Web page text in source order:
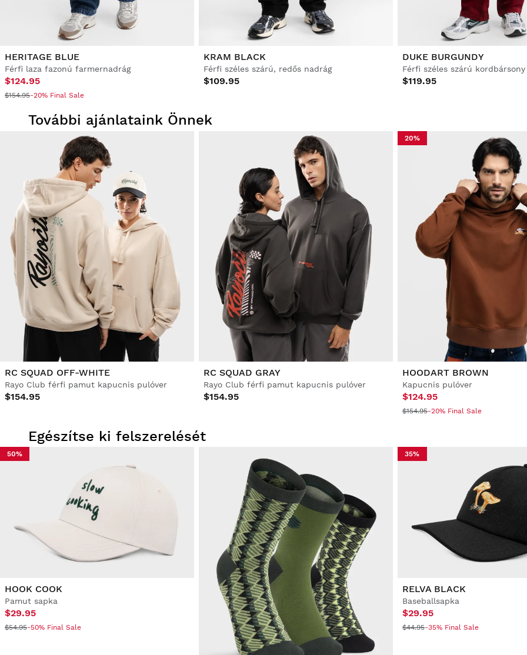
HERITAGE BLUE
Férfi laza fazonú farmernadrág
$124.95
$154.95-20% Final Sale
KRAM BLACK
Férfi széles szárú, redős nadrág
$109.95
DUKE BURGUNDY
Férfi széles szárú
$119.95
További ajánlataink Önnek
RC SQUAD OFF-WHITE
Rayo Club férfi pamut kapucnis pulóver
$154.95
RC SQUAD GRAY
Rayo Club férfi pamut kapucnis pulóver
$154.95
20%
HOODART BROWN
Kapucnis pulóver
$124.95
$154.95-20% Final Sale
Egészítse ki felszerelését
50%
HOOK COOK
Pamut sapka
$29.95
$54.95-50% Final Sale
35%
RELVA BLACK
Baseballsapka
$29.95
$44.95-35% Final Sale